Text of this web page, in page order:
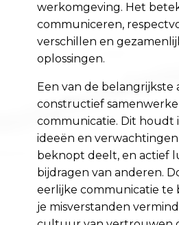
werkomgeving. Het
communiceren,
verschillen en
oplossingen.
Een van de belangrijkste
constructief
communicatie. Dit houdt
ideeën en
beknopt deelt, en actief
bijdragen van anderen.
eerlijke communicatie te
je misverstanden